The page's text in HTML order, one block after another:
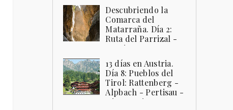
cántabra, por su playas pintorescas y
sus pueblos que miran al mar. Hoy
queremos hacer paradas...
Descubriendo la
Comarca del
Matarraña. Día 2:
Ruta del Parrizal -
Beceite -
Valderrobres
La Comarca del Matarraña , ubicada
en la provincia de Teruel , tiene
muchos encantos que descubrir. Sus
pueblos , a parte de llenarte de u...
13 días en Austria.
Día 8: Pueblos del
Tirol: Rattenberg -
Alpbach - Pertisau -
Hintersteiner See -